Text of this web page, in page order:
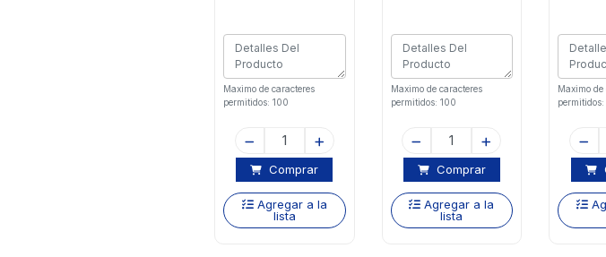
Maximo de caracteres
permitidos: 100
Comprar
Agregar a la
lista
Maximo de caracteres
permitidos: 100
Comprar
Agregar a la
lista
Maximo de
permitidos: